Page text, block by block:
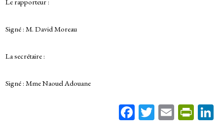
Signé : M. David Moreau
La secrétaire :
Signé : Mme Naouel Adouane
Fa T E Pr